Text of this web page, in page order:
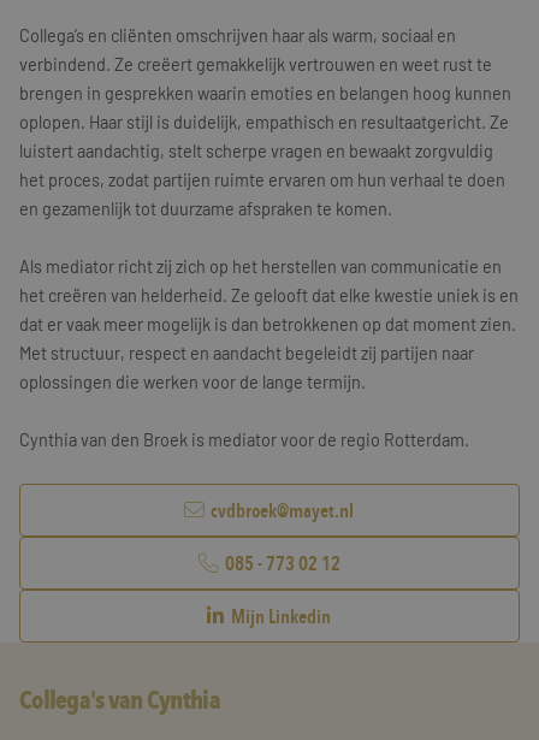
Gratis folder
Collega’s en cliënten omschrijven haar als warm, sociaal en
verbindend. Ze creëert gemakkelijk vertrouwen en weet rust te
brengen in gesprekken waarin emoties en belangen hoog kunnen
oplopen. Haar stijl is duidelijk, empathisch en resultaatgericht. Ze
luistert aandachtig, stelt scherpe vragen en bewaakt zorgvuldig
het proces, zodat partijen ruimte ervaren om hun verhaal te doen
en gezamenlijk tot duurzame afspraken te komen.
Als mediator richt zij zich op het herstellen van communicatie en
het creëren van helderheid. Ze gelooft dat elke kwestie uniek is en
dat er vaak meer mogelijk is dan betrokkenen op dat moment zien.
Met structuur, respect en aandacht begeleidt zij partijen naar
oplossingen die werken voor de lange termijn.
Cynthia van den Broek is mediator voor de regio Rotterdam.
cvdbroek@mayet.nl
085 - 773 02 12
Mijn Linkedin
Collega's van Cynthia